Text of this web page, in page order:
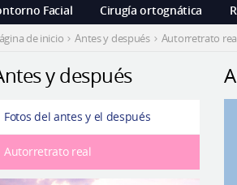
Facial Cirugía ortognática
de inicio Antes y después Autorretrato
y después
Fotos del antes y el después
Autorretrato real